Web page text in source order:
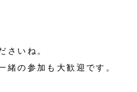
さいね。
緒の参加も大歓迎です。